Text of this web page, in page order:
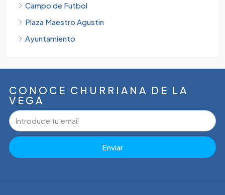
Campo de Futbol
Plaza Maestro Agustin
Ayuntamiento
CONOCE CHURRIANA DE LA
VEGA
Enviar